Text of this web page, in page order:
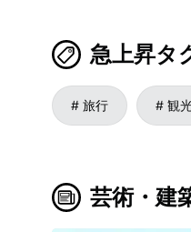
急上昇タ
旅行 観
芸術・建